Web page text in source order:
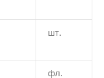
шт.
фл.